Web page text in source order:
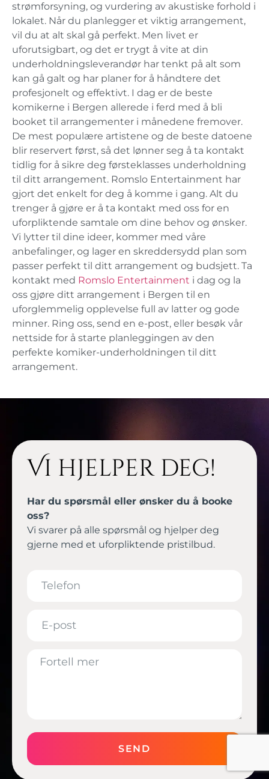
strømforsyning, og vurdering av akustiske forhold i
lokalet. Når du planlegger et viktig arrangement,
vil du at alt skal gå perfekt. Men livet er
uforutsigbart, og det er trygt å vite at din
underholdningsleverandør har tenkt på alt som
kan gå galt og har planer for å håndtere det
profesjonelt og effektivt. I dag er de beste
komikerne i Bergen allerede i ferd med å bli
booket til arrangementer i månedene fremover.
De mest populære artistene og de beste datoene
blir reservert først, så det lønner seg å ta kontakt
tidlig for å sikre deg førsteklasses underholdning
til ditt arrangement. Romslo Entertainment har
gjort det enkelt for deg å komme i gang. Alt du
trenger å gjøre er å ta kontakt med oss for en
uforpliktende samtale om dine behov og ønsker.
Vi lytter til dine ideer, kommer med våre
anbefalinger, og lager en skreddersydd plan som
passer perfekt til ditt arrangement og budsjett. Ta
kontakt med Romslo Entertainment i dag og la
oss gjøre ditt arrangement i Bergen til en
uforglemmelig opplevelse full av latter og gode
minner. Ring oss, send en e-post, eller besøk vår
nettside for å starte planleggingen av den
perfekte komiker-underholdningen til ditt
arrangement.
Vi hjelper deg!
Har du spørsmål eller ønsker du å booke
oss?
Vi svarer på alle spørsmål og hjelper deg
gjerne med et uforpliktende pristilbud.
SEND